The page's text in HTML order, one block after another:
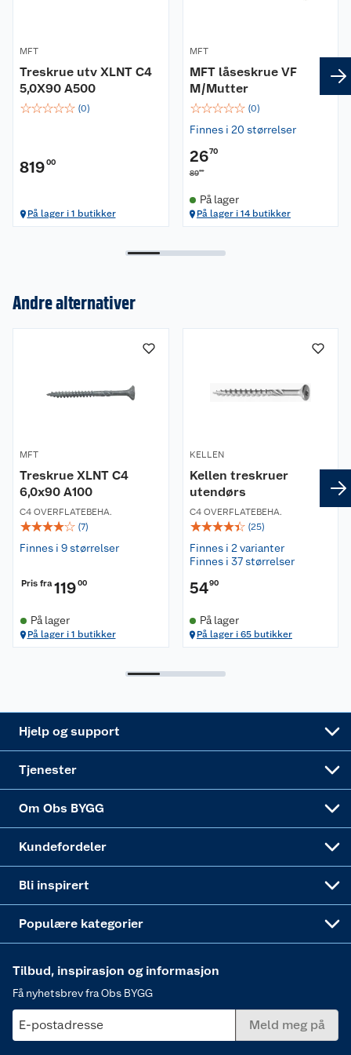
MFT
Treskrue utv XLNT C4
5,0X90 A500
☆☆☆☆☆ (0)
81900
På lager i 1 butikker
MFT
MFT låseskrue VF
M/Mutter
☆☆☆☆☆ (0)
Finnes i 20 størrelser
2670
8900
På lager
På lager i 14 butikker
Andre alternativer
MFT
Treskrue XLNT C4
6,0x90 A100
C4 OVERFLATEBEHA.
☆☆☆☆☆ (7)
Finnes i 9 størrelser
Pris fra11900
På lager
På lager i 1 butikker
KELLEN
Kellen treskruer
utendørs
C4 OVERFLATEBEHA.
☆☆☆☆☆ (25)
Finnes i 2 varianter
Finnes i 37 størrelser
5490
På lager
På lager i 65 butikker
Hjelp og support
Kontakt oss
Retur- og angrerett
Reklamasjon
Tjenester
Leie tilhenger
Om Obs BYGG
Våre kjeder
Kjøpsvilkår
Personvern
Bærekraft
Kundefordeler
Lavprisløfte
Retur av el-avfall
Bli inspirert
Hageinspirasjon
Oppussing med utemaling
Et varmere hjem
Populære kategorier
Gulv
Tilbud, inspirasjon og informasjon
Få nyhetsbrev fra Obs BYGG
E-postadresse Meld meg på